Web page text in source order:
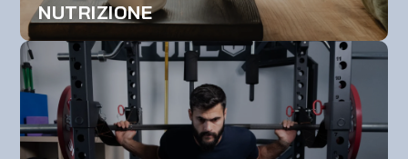
NUTRIZIONE